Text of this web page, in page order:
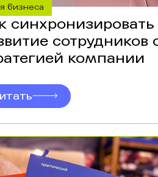
бизнеса
синхронизировать
сотрудников
компании